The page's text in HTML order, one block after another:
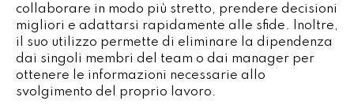
collaborare in modo più stretto, prendere decisioni
migliori e adattarsi rapidamente alle sfide. Inoltre,
il suo utilizzo permette di eliminare la dipendenza
dai singoli membri del team o dai manager per
ottenere le informazioni necessarie allo
svolgimento del proprio lavoro.